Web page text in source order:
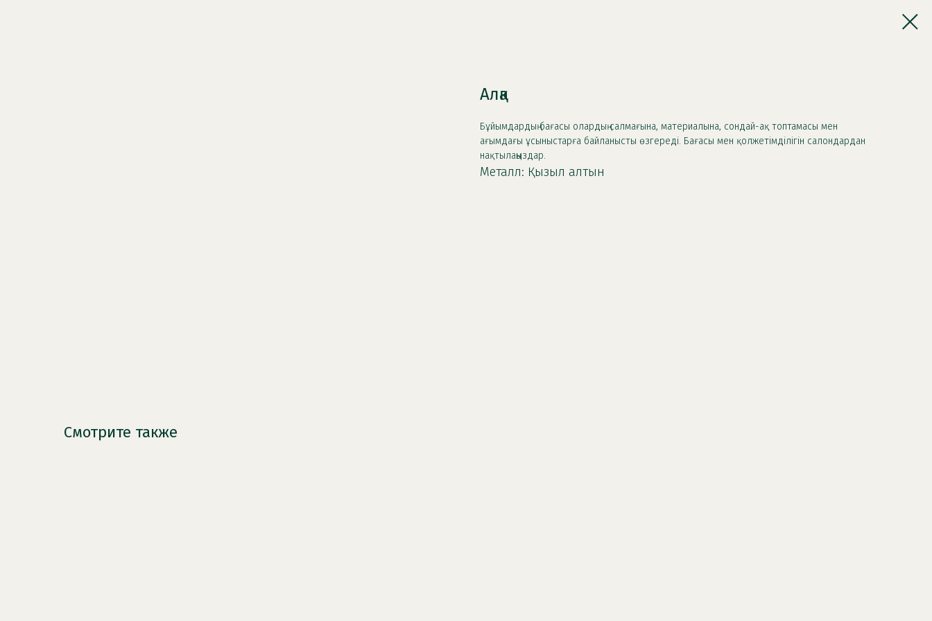
Алқа
Бұйымдардың бағасы олардың салмағына, материалына, сондай-ақ топтамасы мен
ағымдағы ұсыныстарға байланысты өзгереді. Бағасы мен қолжетімділігін салондардан
нақтылаңыздар.
Металл: Қызыл алтын
Смотрите также